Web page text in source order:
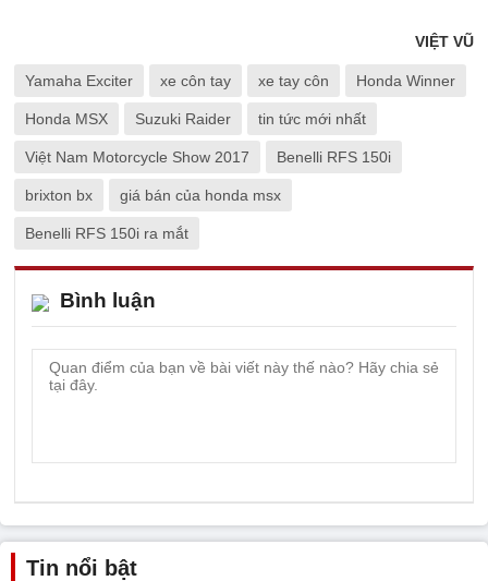
VIỆT VŨ
Yamaha Exciter xe côn tay xe tay côn Honda Winner
Honda MSX Suzuki Raider tin tức mới nhất
Việt Nam Motorcycle Show 2017 Benelli RFS 150i
brixton bx giá bán của honda msx
Benelli RFS 150i ra mắt
Bình luận
Tin nổi bật